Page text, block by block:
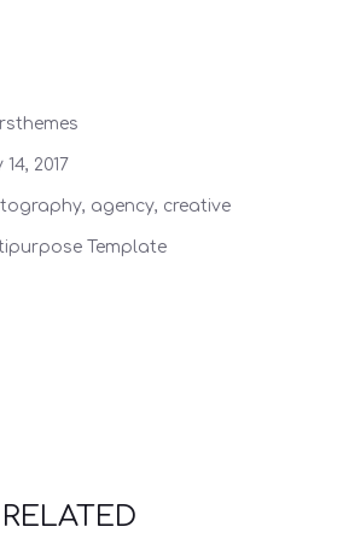
2017
agency, creative
Template